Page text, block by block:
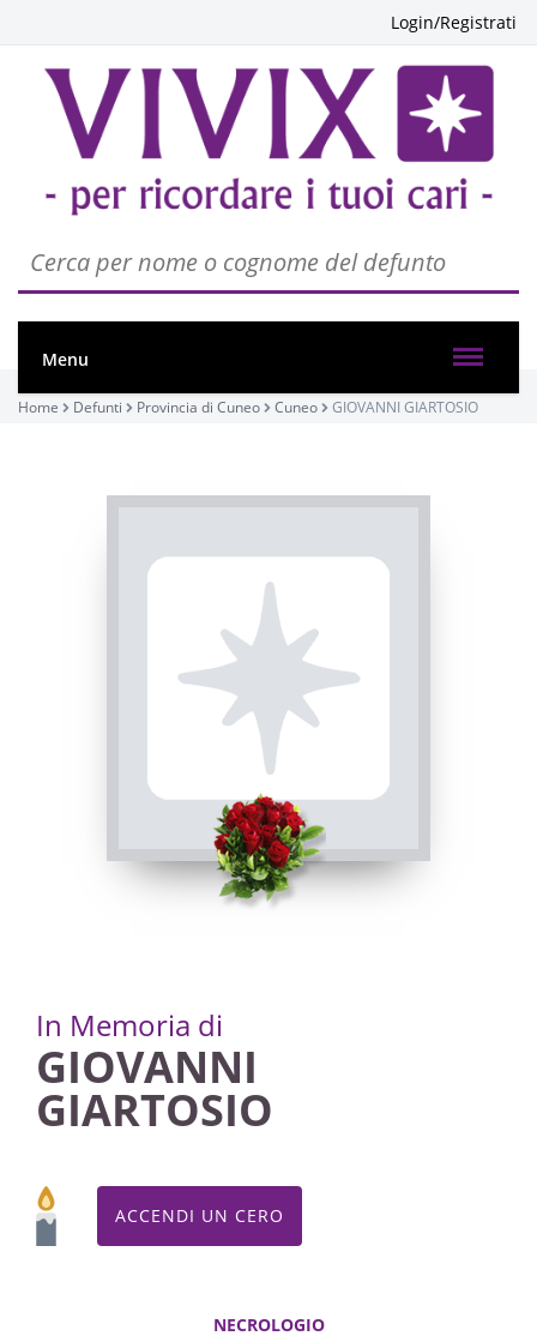
Login/Registrati
Menu
Home Defunti Provincia di Cuneo Cuneo GIOVANNI GIARTOSIO
In Memoria di
GIOVANNI
GIARTOSIO
ACCENDI UN CERO
PASSATE:
Cuneo, Chiesa del Cuore Immacolato di Maria
INVIA CONDOGLIANZE